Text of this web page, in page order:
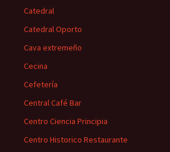
Catedral
Catedral Oporto
Cava extremeño
Cecina
Cefetería
Central Café Bar
Centro Ciencia Principia
Centro Historico Restaurante